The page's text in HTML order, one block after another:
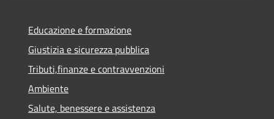
Educazione e formazione
Giustizia e sicurezza pubblica
Tributi,finanze e contravvenzioni
Ambiente
Salute, benessere e assistenza